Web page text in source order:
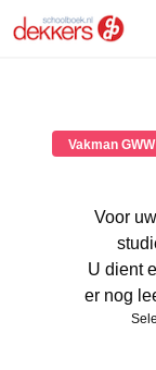
Vakman
Voor
U dient
er nog